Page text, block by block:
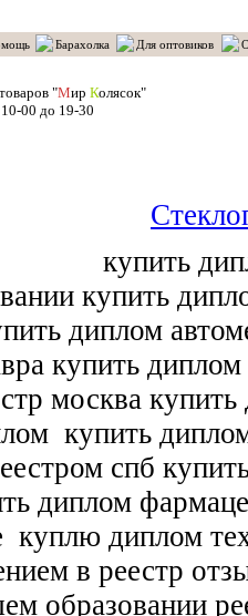
Барахолка Для оптовиков
"Мир Колясок"
00 до 19-30
купить
купить
диплом
купить
москва
купить
спб
диплом
куплю диплом
в реестр
образовании